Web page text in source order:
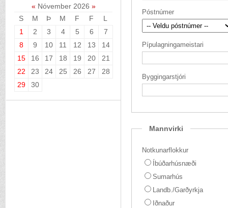
Póstnúmer
Pípulagningameistari
Byggingarstjóri
Mannvirki
Notkunarflokkur
Íbúðarhúsnæði
Sumarhús
Landb./Garðyrkja
Iðnaður
« Nóvember 2026 »
S
M Þ M F F
L
1
2 3 4 5 6
7
8
9 10 11 12 13
14
15
16 17 18 19 20
21
22
23 24 25 26 27
28
29
30